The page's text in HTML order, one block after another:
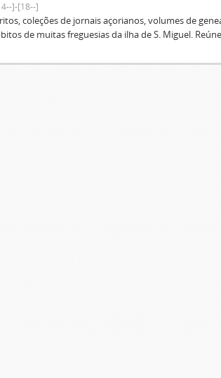
]-[18--]
coleções de jornais açorianos, volumes de
de muitas freguesias da ilha de S. Miguel.